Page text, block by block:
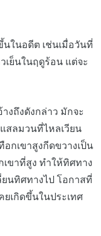
นอดีต เช่นเมื่อวันที่
เย็นในฤดูร้อน แต่จะ
ถึงดังกล่าว มักจะ
สลมวนที่ไหลเวียน
กเขาสูงกีดขวางเป็น
เขาที่สูง ทำให้ทิศทาง
นทิศทางไป โอกาสที่
เกิดขึ้นในประเทศ